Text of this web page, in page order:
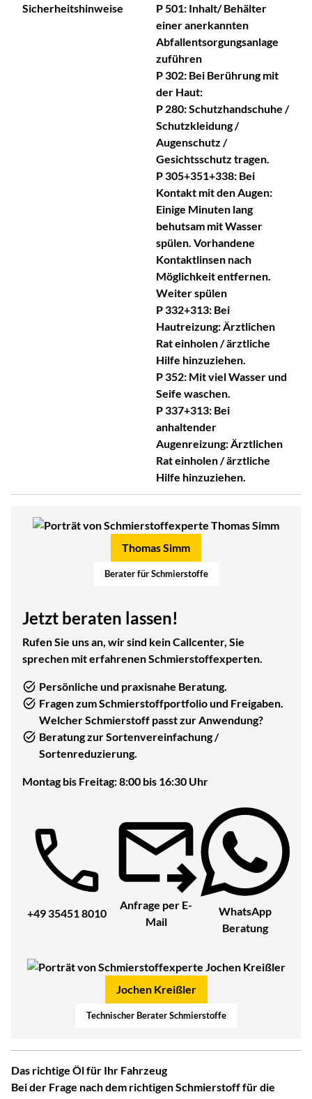
Sicherheitshinweise
P 501: Inhalt/ Behälter
einer anerkannten
Abfallentsorgungsanlage
zuführen
P 302: Bei Berührung mit
der Haut:
P 280: Schutzhandschuhe /
Schutzkleidung /
Augenschutz /
Gesichtsschutz tragen.
P 305+351+338: Bei
Kontakt mit den Augen:
Einige Minuten lang
behutsam mit Wasser
spülen. Vorhandene
Kontaktlinsen nach
Möglichkeit entfernen.
Weiter spülen
P 332+313: Bei
Hautreizung: Ärztlichen
Rat einholen / ärztliche
Hilfe hinzuziehen.
P 352: Mit viel Wasser und
Seife waschen.
P 337+313: Bei
anhaltender
Augenreizung: Ärztlichen
Rat einholen / ärztliche
Hilfe hinzuziehen.
Thomas Simm
Berater für Schmierstoffe
Jetzt beraten lassen!
Rufen Sie uns an, wir sind kein Callcenter, Sie
sprechen mit erfahrenen Schmierstoffexperten.
Persönliche und praxisnahe Beratung.
Fragen zum Schmierstoffportfolio und Freigaben.
Welcher Schmierstoff passt zur Anwendung?
Beratung zur Sortenvereinfachung /
Sortenreduzierung.
Montag bis Freitag: 8:00 bis 16:30 Uhr
Telefon:
+49 35451 8010
Anfrage per E-
Mail
WhatsApp
Beratung
Jochen Kreißler
Technischer Berater Schmierstoffe
Das richtige Öl für Ihr Fahrzeug
Bei der Frage nach dem richtigen Schmierstoff für die